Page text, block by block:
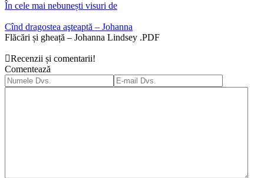
În cele mai nebunești visuri de
Cînd dragostea aşteaptă – Johanna
Flăcări și gheață – Johanna Lindsey .PDF
Recenzii și comentarii!
Comentează